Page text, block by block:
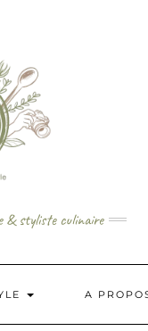
& styliste culinaire
A